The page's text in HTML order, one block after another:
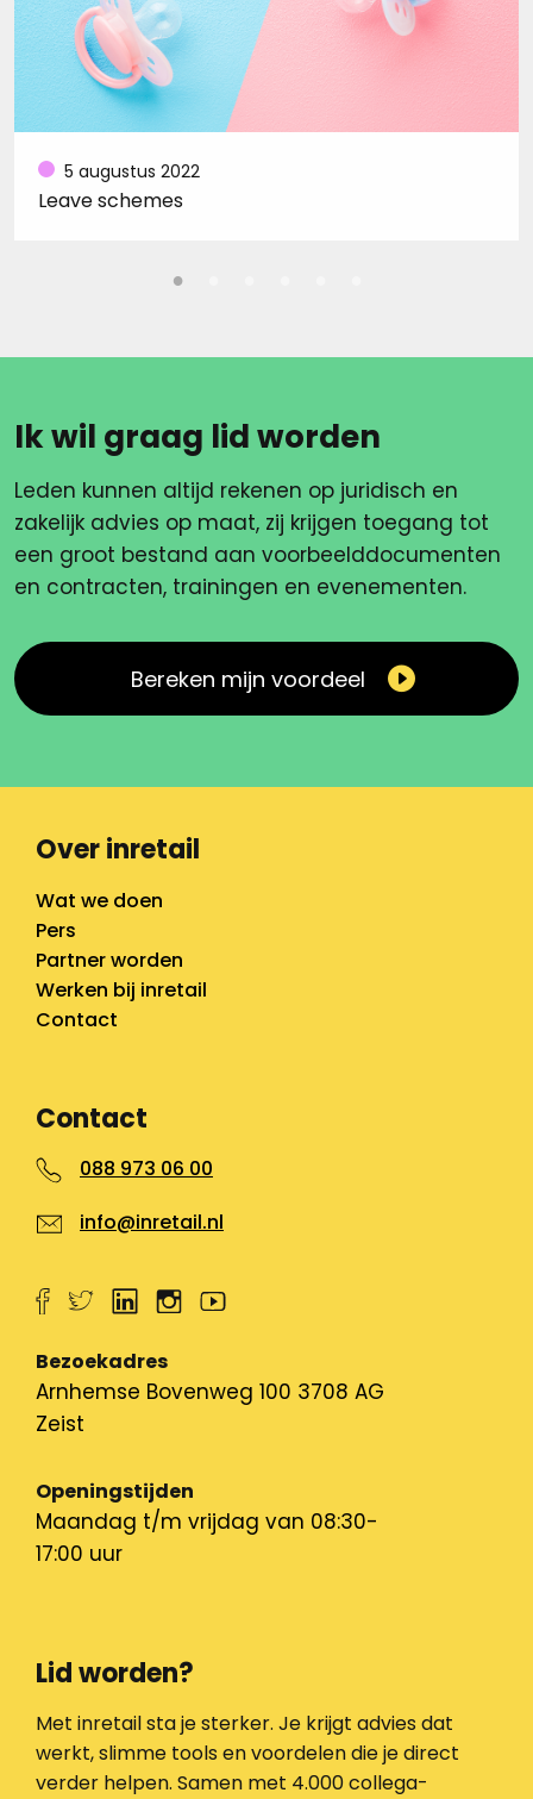
5 augustus 2022
Leave schemes
Ik wil graag lid worden
Leden kunnen altijd rekenen op juridisch en
zakelijk advies op maat, zij krijgen toegang tot
een groot bestand aan voorbeelddocumenten
en contracten, trainingen en evenementen.
Bereken mijn voordeel
Over inretail
Wat we doen
Pers
Partner worden
Werken bij inretail
Contact
Contact
088 973 06 00
info@inretail.nl
Bezoekadres
Arnhemse Bovenweg 100 3708 AG
Zeist
Openingstijden
Maandag t/m vrijdag van 08:30-
17:00 uur
Lid worden?
Met inretail sta je sterker. Je krijgt advies dat
werkt, slimme tools en voordelen die je direct
verder helpen. Samen met 4.000 collega-